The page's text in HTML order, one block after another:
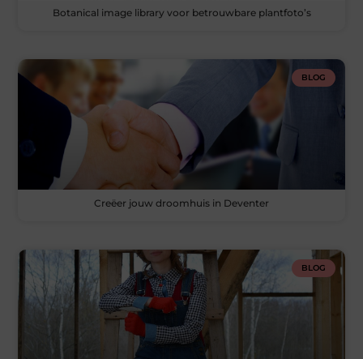
Botanical image library voor betrouwbare plantfoto’s
BLOG
Creëer jouw droomhuis in Deventer
BLOG